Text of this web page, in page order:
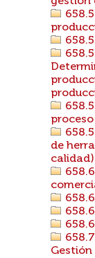
de
calidad)